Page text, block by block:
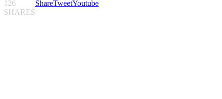
126
SHARES
ShareTweetYoutube